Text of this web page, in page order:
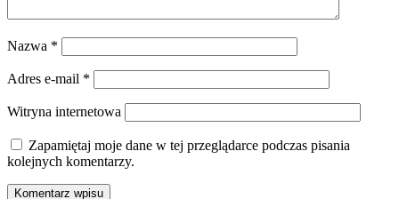
Nazwa *
Adres e-mail *
Witryna internetowa
Zapamiętaj moje dane w tej przeglądarce podczas pisania
kolejnych komentarzy.